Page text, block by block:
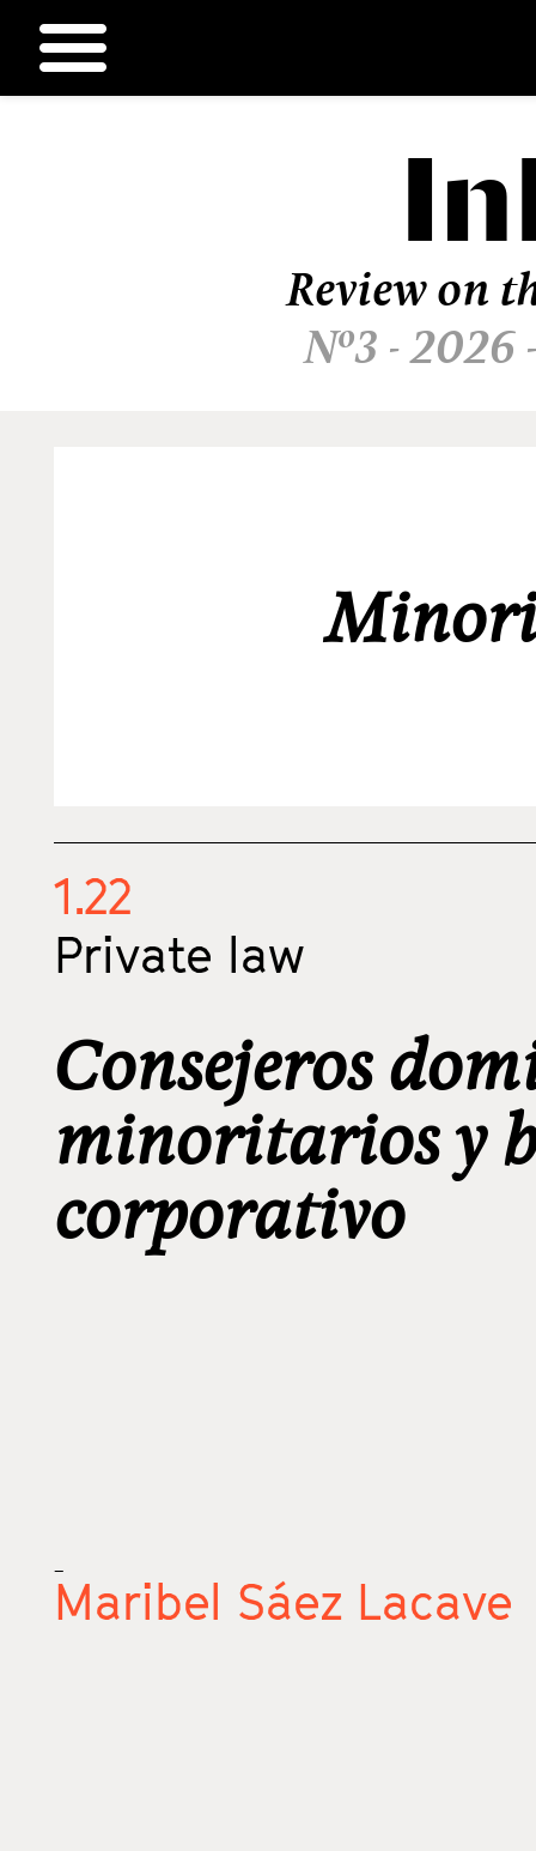
Review on
Nº3 - 2026
1.22
Private law
Consejeros
minoritarios y
corporativo
_
Maribel Sáez Lacave